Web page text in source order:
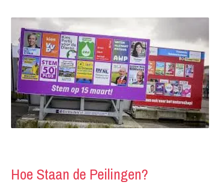
Hoe Staan de Peilingen?